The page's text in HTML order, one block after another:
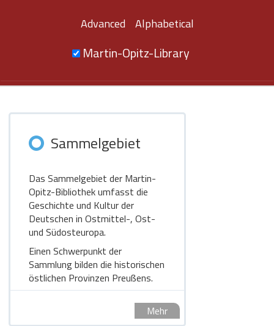
Advanced Alphabetical
Martin-Opitz-Library
Sammelgebiet
Das Sammelgebiet der Martin-
Opitz-Bibliothek umfasst die
Geschichte und Kultur der
Deutschen in Ostmittel-, Ost-
und Südosteuropa.
Einen Schwerpunkt der
Sammlung bilden die historischen
östlichen Provinzen Preußens.
Mehr